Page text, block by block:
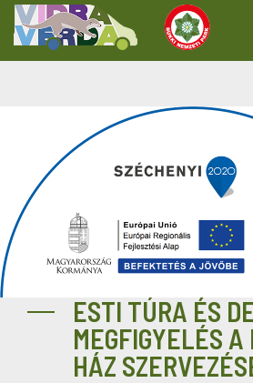
ESTI TÚRA ÉS
MEGFIGYELÉS
HÁZ